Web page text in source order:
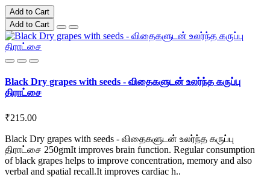
Add to Cart
Add to Cart
Black Dry grapes with seeds - விதைகளுடன் உலர்ந்த கருப்பு
திராட்சை
₹215.00
Black Dry grapes with seeds - விதைகளுடன் உலர்ந்த கருப்பு
திராட்சை 250gmIt improves brain function. Regular consumption
of black grapes helps to improve concentration, memory and also
verbal and spatial recall.It improves cardiac h..